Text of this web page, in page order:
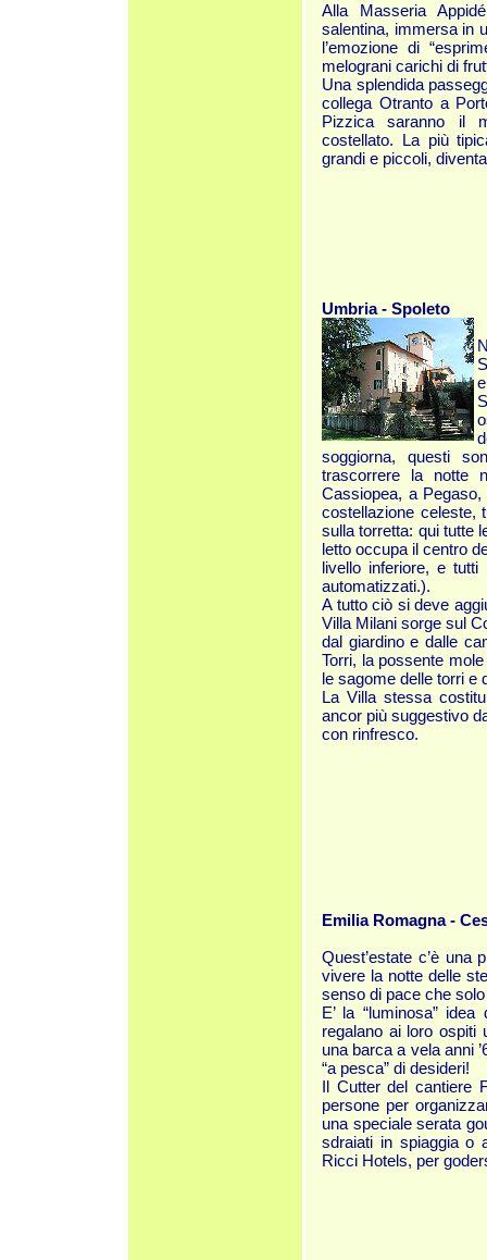
Alla Masseria
salentina, immersa in
l’emozione di
melograni carichi di
Una splendida
collega Otranto a
Pizzica saranno il
costellato. La più
grandi e piccoli,
Umbria - Spoleto
soggiorna, questi
trascorrere la notte
Cassiopea, a
costellazione celeste,
sulla torretta: qui tutte
letto occupa il centro
livello inferiore, e
automatizzati.).
A tutto ciò si deve
Villa Milani sorge sul
dal giardino e dalle
Torri, la possente
le sagome delle torri e
La Villa stessa
ancor più suggestivo
con rinfresco.
Emilia Romagna -
Quest’estate c’è una
vivere la notte delle
senso di pace che
E’ la “luminosa”
regalano ai loro ospiti
una barca a vela anni
“a pesca” di desideri!
Il Cutter del cantiere
persone per
una speciale serata
sdraiati in spiaggia o
Ricci Hotels, per